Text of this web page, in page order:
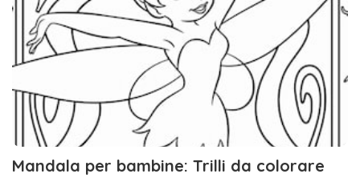
Mandala per bambine: Trilli da colorare